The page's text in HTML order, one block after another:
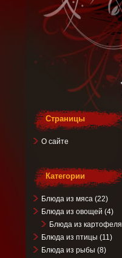
Страницы
О сайте
Категории
Блюда из мяса(22)
Блюда из овощей (4)
Блюда из картофеля
Блюда из птицы (11)
Блюда из рыбы (8)